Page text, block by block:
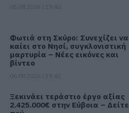
Φωτιά στη Σκύρο: Συνεχίζει να
καίει στο Νησί, συγκλονιστική
μαρτυρία – Νέες εικόνες και
βίντεο
Ξεκινάει τεράστιο έργο αξίας
2.425.000€ στην Εύβοια – Δείτε